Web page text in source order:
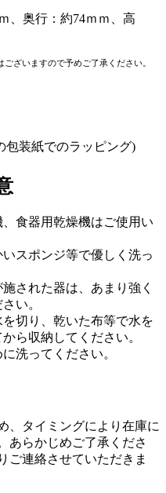
、奥行：約74ｍｍ、高
ざいますので予めご了承ください。
包装紙でのラッピング)
食器用乾燥機はご使用い
スポンジ等で優しく洗っ
された器は、あまり強く
い。
切り、乾いた布等で水を
ら収納してください。
洗ってください。
、タイミングにより在庫に
あらかじめご了承くださ
ご連絡させていただきま